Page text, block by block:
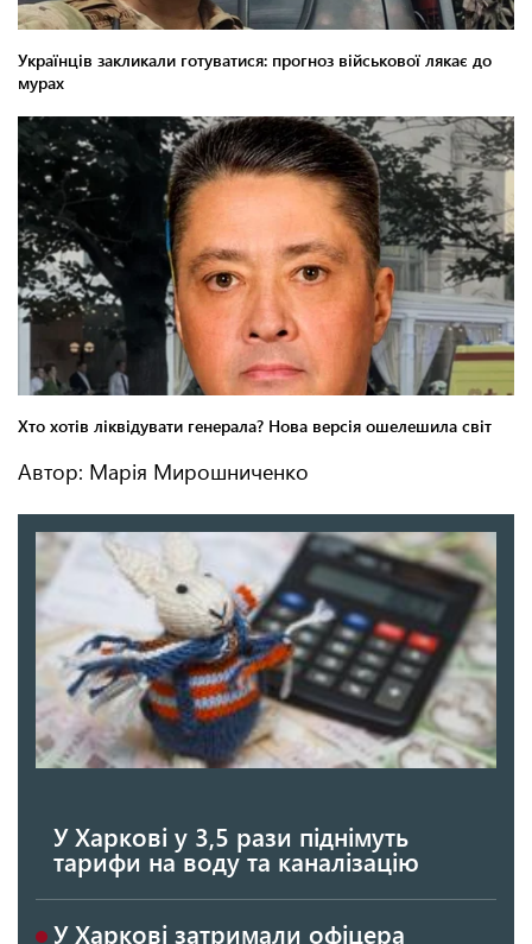
Автор: Марія Мирошниченко
У Харкові у 3,5 рази піднімуть
тарифи на воду та каналізацію
У Харкові затримали офіцера